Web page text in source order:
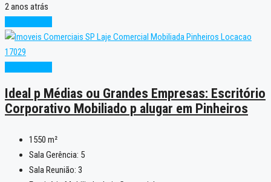
2 anos atrás
Ideal p Médias ou Grandes Empresas: Escritório
Corporativo Mobiliado p alugar em Pinheiros
1550 m²
Sala Gerência: 5
Sala Reunião: 3